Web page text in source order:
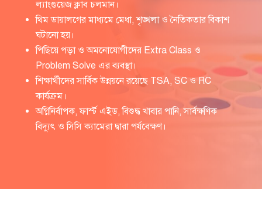
ল্যাংগুয়েজ ক্লাব চলমান।
থিম ডায়ালগের মাধ্যমে মেধা, শৃঙ্খলা ও নৈতিকতার বিকাশ
ঘটানো হয়।
পিছিয়ে পড়া ও অমনোযোগীদের Extra Class ও
Problem Solve এর ব্যবস্থা।
শিক্ষার্থীদের সার্বিক উন্নয়নে রয়েছে TSA, SC ও RC
কার্যক্রম।
অগ্নিনির্বাপক, ফার্স্ট এইড, বিশুদ্ধ খাবার পানি, সার্বক্ষণিক
বিদ্যুৎ ও সিসি ক্যামেরা দ্বারা পর্যবেক্ষণ।